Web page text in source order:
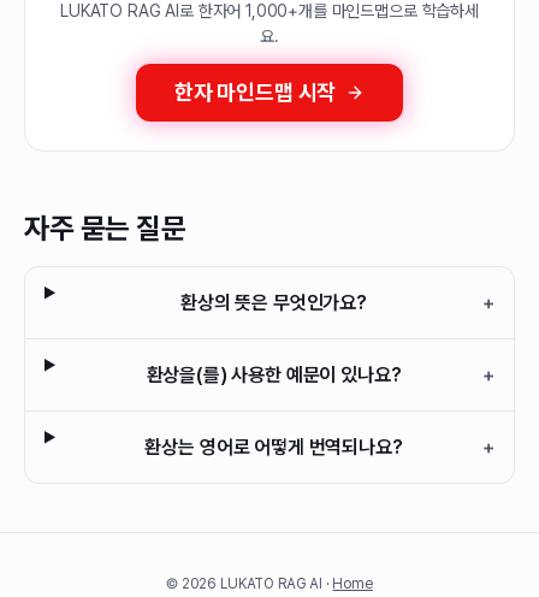
LUKATO RAG AI로 한자어 1,000+개를 마인드맵으로 학습하세
요.
한자 마인드맵 시작
자주 묻는 질문
환상의 뜻은 무엇인가요? +
환상을(를) 사용한 예문이 있나요? +
환상는 영어로 어떻게 번역되나요? +
© 2026 LUKATO RAG AI · Home